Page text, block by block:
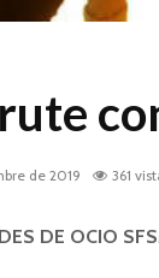
de 2019 361
DE OCIO